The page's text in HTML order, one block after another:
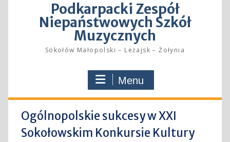
Podkarpacki Zespół
Niepaństwowych Szkół
Muzycznych
Sokołów Małopolski – Leżajsk – Żołynia
Menu
Ogólnopolskie sukcesy w XXI
Sokołowskim Konkursie Kultury